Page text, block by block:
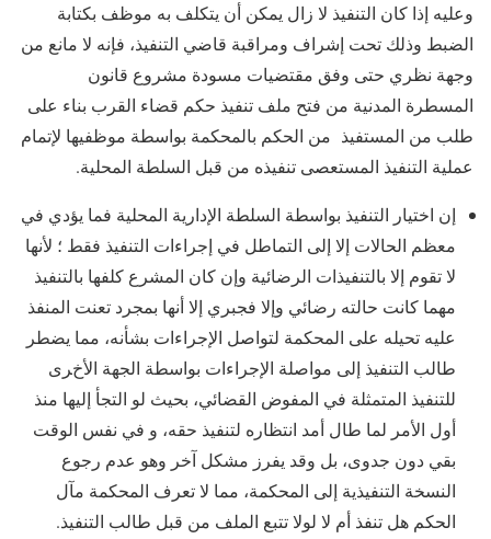
وعليه إذا كان التنفيذ لا زال يمكن أن يتكلف به موظف بكتابة
الضبط وذلك تحت إشراف ومراقبة قاضي التنفيذ، فإنه لا مانع من
وجهة نظري حتى وفق مقتضيات مسودة مشروع قانون
المسطرة المدنية من فتح ملف تنفيذ حكم قضاء القرب بناء على
طلب من المستفيذ من الحكم بالمحكمة بواسطة موظفيها لإتمام
عملية التنفيذ المستعصى تنفيذه من قبل السلطة المحلية.
إن اختيار التنفيذ بواسطة السلطة الإدارية المحلية فما يؤدي في
معظم الحالات إلا إلى التماطل في إجراءات التنفيذ فقط ؛ لأنها
لا تقوم إلا بالتنفيذات الرضائية وإن كان المشرع كلفها بالتنفيذ
مهما كانت حالته رضائي وإلا فجبري إلا أنها بمجرد تعنت المنفذ
عليه تحيله على المحكمة لتواصل الإجراءات بشأنه، مما يضطر
طالب التنفيذ إلى مواصلة الإجراءات بواسطة الجهة الأخرى
للتنفيذ المتمثلة في المفوض القضائي، بحيث لو التجأ إليها منذ
أول الأمر لما طال أمد انتظاره لتنفيذ حقه، و في نفس الوقت
بقي دون جدوى، بل وقد يفرز مشكل آخر وهو عدم رجوع
النسخة التنفيذية إلى المحكمة، مما لا تعرف المحكمة مآل
الحكم هل تنفذ أم لا لولا تتبع الملف من قبل طالب التنفيذ.